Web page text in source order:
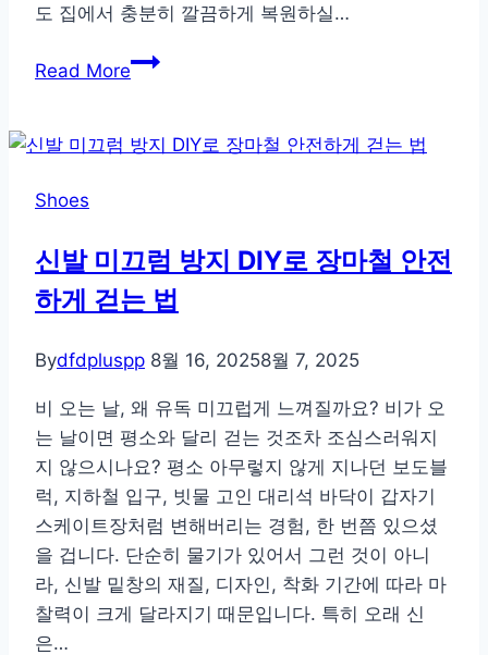
도 집에서 충분히 깔끔하게 복원하실…
Read More버
마
에
서
접
수
있
는
가
죽
구
두
살
Shoes
신발 미끄럼 방지 DIY로 장마철 안전
하게 걷는 법
Bydfdpluspp 8월 16, 20258월 7, 2025
비 오는 날, 왜 유독 미끄럽게 느껴질까요? 비가 오
는 날이면 평소와 달리 걷는 것조차 조심스러워지
지 않으시나요? 평소 아무렇지 않게 지나던 보도블
럭, 지하철 입구, 빗물 고인 대리석 바닥이 갑자기
스케이트장처럼 변해버리는 경험, 한 번쯤 있으셨
을 겁니다. 단순히 물기가 있어서 그런 것이 아니
라, 신발 밑창의 재질, 디자인, 착화 기간에 따라 마
찰력이 크게 달라지기 때문입니다. 특히 오래 신
은…